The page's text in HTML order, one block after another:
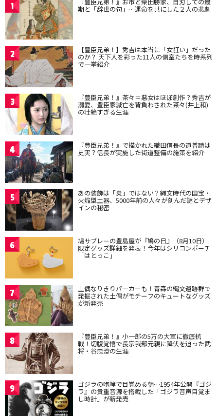
1 期と「辞世の句」…運命を共にした２人の悲劇
2 【豊臣兄弟！】秀吉は本当に「女狂い」だった
のか？ 天下人を彩った11人の側室たちを時系列
で一挙紹介
3 『豊臣兄弟！』茶々＝悪女はほぼ創作？秀吉が
溺愛、豊臣家滅亡を背負わされた茶々(井上和)
の壮絶すぎる生涯
4 『豊臣兄弟！』で描かれた織田信長の道普請は
史実？信長が実施した街道整備の施策を紹介
5 あの装飾は「炎」ではない？縄文時代の国宝・
火焔型土器、5000年前の人々が刻んだ謎とデザ
インの秘密
6 鳩サブレーの豊島屋が『鳩の日』（8月10日）
限定グッズ詳細を発表！今年はシリコンポーチ
「はとっこ」
7 土偶なりきりパーカーも！青森の縄文遺跡群で
発掘された土偶がモチーフのキュートなグッズ
が新発売
8 『豊臣兄弟！』小一郎の5万の大軍に徹底抗
戦！切腹覚悟で長宗我部元親に降伏を迫った武
将・谷忠澄の生涯
9 ゴジラの咆哮で目覚める朝…1954年公開『ゴジ
ラ』の貴重音源を搭載した「ゴジラ音声目覚ま
し時計」が新発売